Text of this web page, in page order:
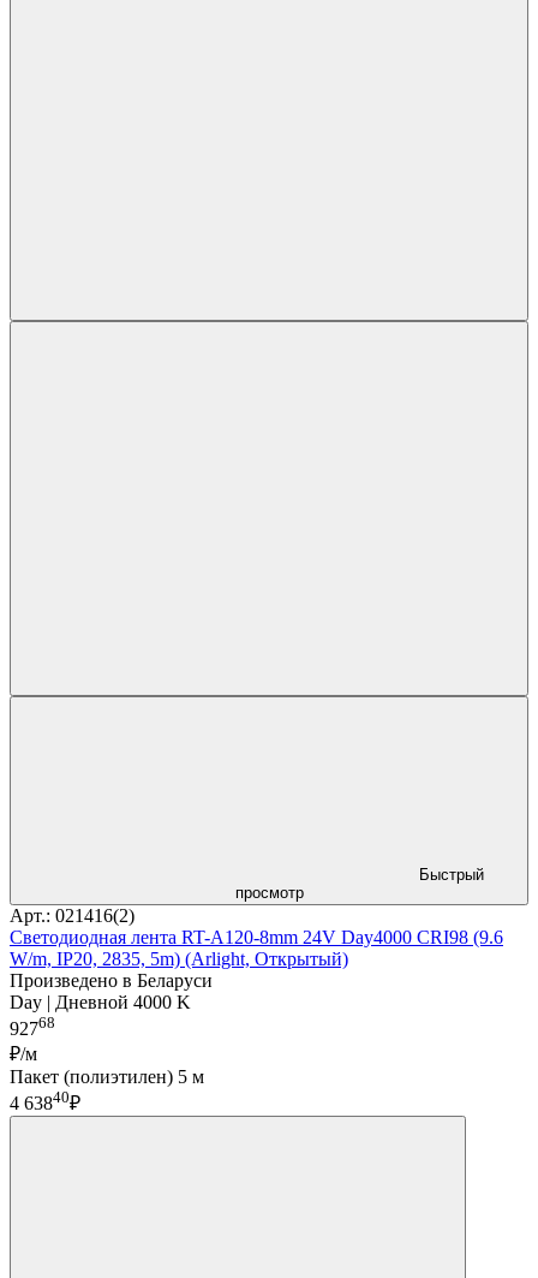
Быстрый
просмотр
Арт.: 021416(2)
Светодиодная лента RT-A120-8mm 24V Day4000 CRI98 (9.6
W/m, IP20, 2835, 5m) (Arlight, Открытый)
Произведено в Беларуси
Day | Дневной 4000 K
92768
₽/м
Пакет (полиэтилен) 5 м
4 63840₽